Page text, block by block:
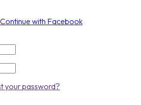
Continue with Facebook
your password?